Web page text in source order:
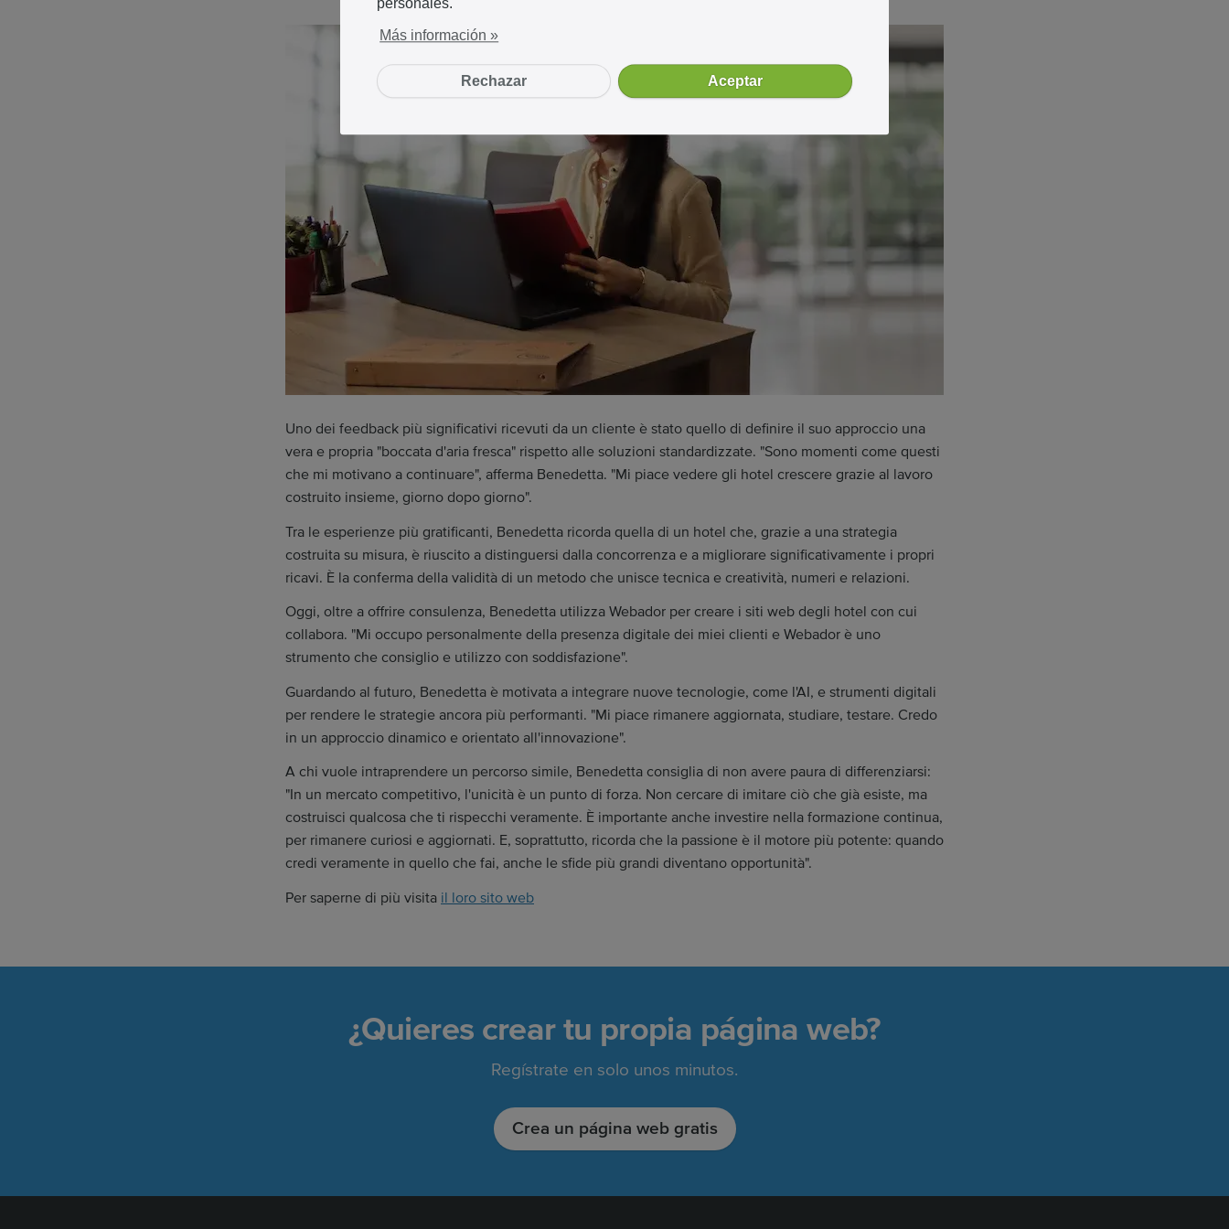
Uno dei feedback più significativi ricevuti da un cliente è stato quello di definire il suo approccio una
vera e propria "boccata d'aria fresca" rispetto alle soluzioni standardizzate. "Sono momenti come questi
che mi motivano a continuare", afferma Benedetta. "Mi piace vedere gli hotel crescere grazie al lavoro
costruito insieme, giorno dopo giorno".
Tra le esperienze più gratificanti, Benedetta ricorda quella di un hotel che, grazie a una strategia
costruita su misura, è riuscito a distinguersi dalla concorrenza e a migliorare significativamente i propri
ricavi. È la conferma della validità di un metodo che unisce tecnica e creatività, numeri e relazioni.
Oggi, oltre a offrire consulenza, Benedetta utilizza Webador per creare i siti web degli hotel con cui
collabora. "Mi occupo personalmente della presenza digitale dei miei clienti e Webador è uno
strumento che consiglio e utilizzo con soddisfazione".
Guardando al futuro, Benedetta è motivata a integrare nuove tecnologie, come l'AI, e strumenti digitali
per rendere le strategie ancora più performanti. "Mi piace rimanere aggiornata, studiare, testare. Credo
in un approccio dinamico e orientato all'innovazione".
A chi vuole intraprendere un percorso simile, Benedetta consiglia di non avere paura di differenziarsi:
"In un mercato competitivo, l'unicità è un punto di forza. Non cercare di imitare ciò che già esiste, ma
costruisci qualcosa che ti rispecchi veramente. È importante anche investire nella formazione continua,
per rimanere curiosi e aggiornati. E, soprattutto, ricorda che la passione è il motore più potente: quando
credi veramente in quello che fai, anche le sfide più grandi diventano opportunità".
Per saperne di più visita il loro sito web
¿Quieres crear tu propia página web?
Regístrate en solo unos minutos.
Crea un página web gratis
personales.
Más información »
Rechazar Aceptar